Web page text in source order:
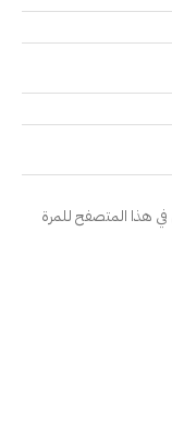
في هذا المتصفح للمرة